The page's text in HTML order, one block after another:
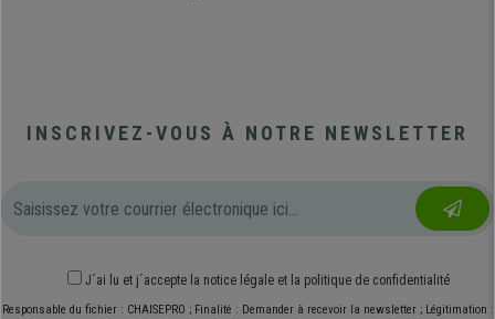
INSCRIVEZ-VOUS À NOTRE NEWSLETTER
J´ai lu et j´accepte la notice légale et la politique de confidentialité
Responsable du fichier : CHAISEPRO ; Finalité : Demander à recevoir la newsletter ; Légitimation :